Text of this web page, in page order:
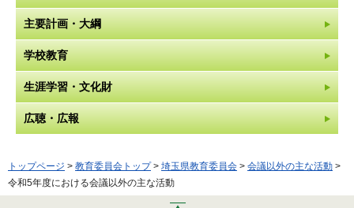
主要計画・大綱
学校教育
生涯学習・文化財
広聴・広報
トップページ > 教育委員会トップ> 埼玉県教育委員会 > 会議以外の主な活動 >
令和5年度における会議以外の主な活動